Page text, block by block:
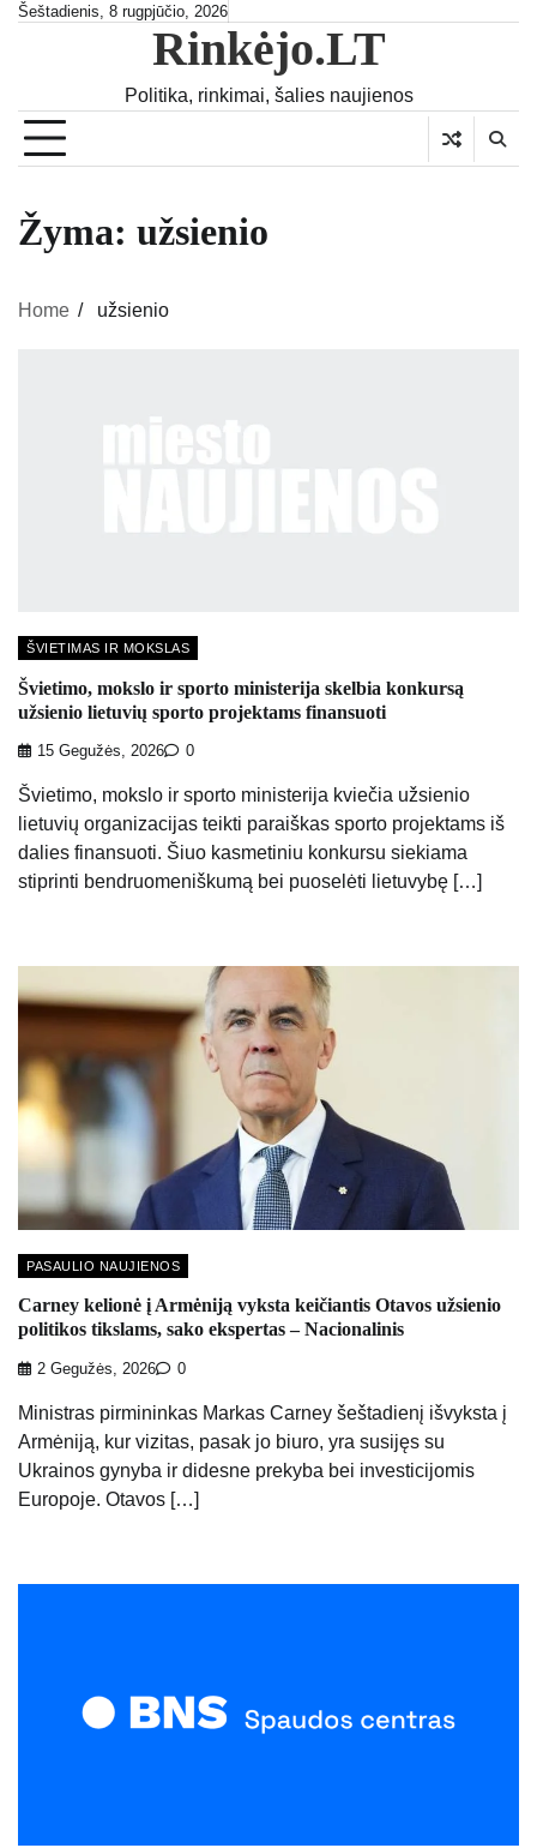
SkipŠeštadienis, 8 rugpjūčio, 2026
Rinkėjo.LT
Politika, rinkimai, šalies naujienos
Žyma: užsienio
Home užsienio
ŠVIETIMAS IR MOKSLAS
Švietimo, mokslo ir sporto ministerija skelbia konkursą
užsienio lietuvių sporto projektams finansuoti
15 Gegužės, 2026 0
Švietimo, mokslo ir sporto ministerija kviečia užsienio
lietuvių organizacijas teikti paraiškas sporto projektams iš
dalies finansuoti. Šiuo kasmetiniu konkursu siekiama
stiprinti bendruomeniškumą bei puoselėti lietuvybę […]
PASAULIO NAUJIENOS
Carney kelionė į Armėniją vyksta keičiantis Otavos užsienio
politikos tikslams, sako ekspertas – Nacionalinis
2 Gegužės, 2026 0
Ministras pirmininkas Markas Carney šeštadienį išvyksta į
Armėniją, kur vizitas, pasak jo biuro, yra susijęs su
Ukrainos gynyba ir didesne prekyba bei investicijomis
Europoje. Otavos […]